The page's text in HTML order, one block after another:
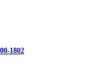
1802